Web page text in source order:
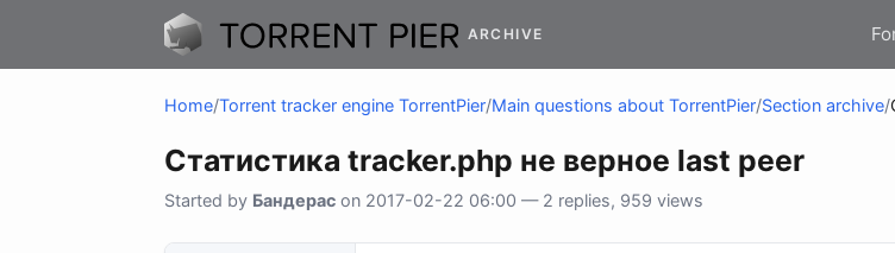
ARCHIVE
Home/Torrent tracker engine TorrentPier/Main questions about TorrentPier/Section archive/
Статистика tracker.php не верное last peer
Started by Бандерас on 2017-02-22 06:00 — 2 replies, 959 views